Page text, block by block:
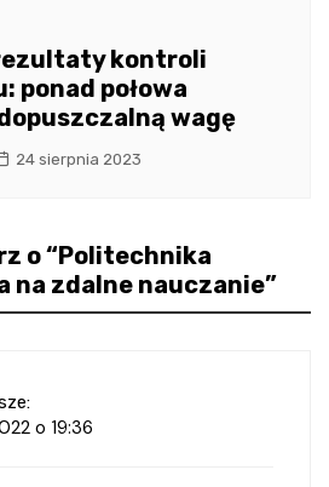
kontroli
ponad połowa
wagę
24 sierpnia 2023
o “Politechnika
na zdalne nauczanie”
o 19:36